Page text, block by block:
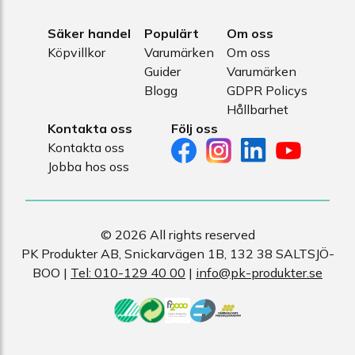
Säker handel
Köpvillkor
Populärt
Varumärken
Guider
Blogg
Om oss
Om oss
Varumärken
GDPR Policys
Hållbarhet
Kontakta oss
Kontakta oss
Jobba hos oss
Följ oss
© 2026 All rights reserved
PK Produkter AB, Snickarvägen 1B, 132 38 SALTSJÖ-
BOO | Tel: 010-129 40 00 | info@pk-produkter.se